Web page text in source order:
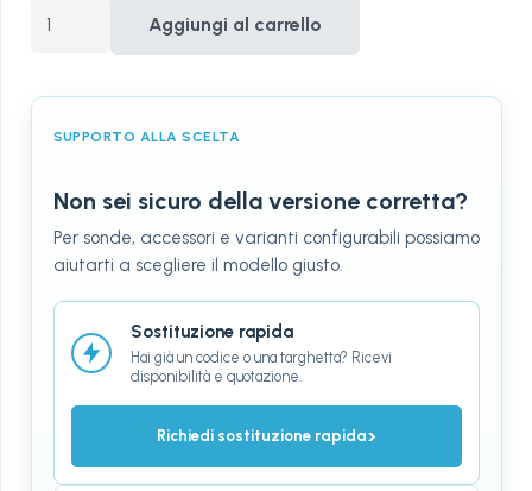
Datalogger
Aggiungi al carrello
SUPPORTO ALLA SCELTA
Non sei sicuro della versione corretta?
Per sonde, accessori e varianti configurabili possiamo
aiutarti a scegliere il modello giusto.
Sostituzione rapida
Hai già un codice o una targhetta? Ricevi
disponibilità e quotazione.
Richiedi sostituzione rapida›